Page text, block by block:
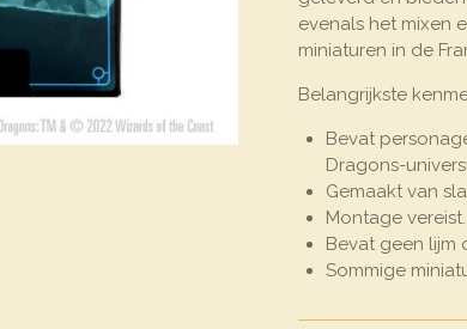
evenals het mixen
miniaturen in de
Belangrijkste
Bevat
Dragons-
Gemaakt van
Montage vereist.
Bevat geen lijm
Sommige